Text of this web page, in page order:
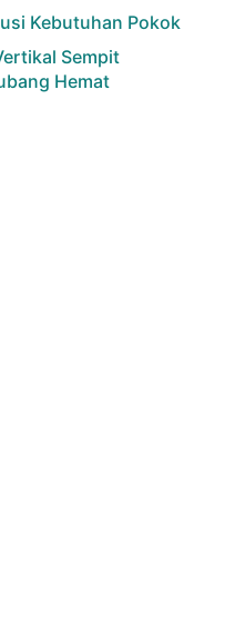
Kebutuhan Pokok
Sempit
Hemat